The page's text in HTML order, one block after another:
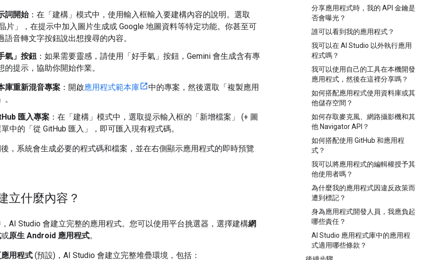
分享應用程式時，我的 API 金鑰是
否會曝光？
誰可以看到我的應用程式？
我可以在 AI Studio 以外執行應用
程式嗎？
我可以使用自己的工具在本機開發
應用程式，然後在這裡分享嗎？
如何搭配應用程式使用資料庫或其
他儲存空間？
如何存取麥克風、網路攝影機和其
他 Navigator API？
如何搭配使用 GitHub 和應用程
式？
我可以將應用程式的編輯權授予其
他使用者嗎？
為什麼我的應用程式因違反政策而
遭到標記？
身為應用程式開發人員，我應負起
哪些責任？
AI Studio 應用程式庫中的應用程
式適用哪些條款？
詞開始：在「建構」模式中，使用輸入框輸入要建構內容的說明。選取
片」，在提示中加入圖片生成或 Google 地圖資料等特定功能。你甚至可
語音轉文字按鈕說出想搜尋的內容。
氣」按鈕 ：如果需要靈感，請使用「好手氣」按鈕，Gemini 會生成含有專
的提示，協助你開始作業。
庫重新混音專案 ：開啟應用程式範本庫
中的專案，然後選取「複製應用
。
匯入專案 ：在「建構」模式中，選取提示輸入框的「新增檔案」
(+ 圖
中的「從 GitHub 匯入」
，即可匯入現有程式碼。
，系統會生成必要的程式碼和檔案，並在右側顯示應用程式的即時預覽
立什麼內容？
AI Studio 會建立完整的應用程式。您可以使用平台挑選器，選擇建構網
或原生 Android 應用程式。
用程式 (預設)，AI Studio 會建立完整堆疊環境，包括：